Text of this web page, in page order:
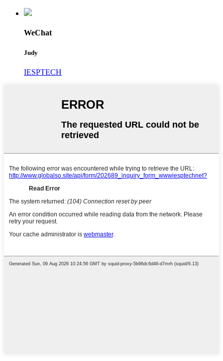
WeChat
Judy
IESPTECH